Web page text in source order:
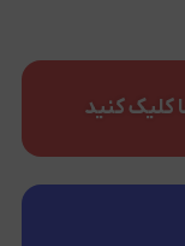
کلیک کنید